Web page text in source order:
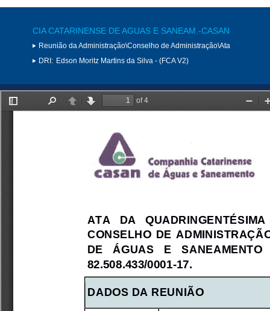
CIA CATARINENSE DE AGUAS E SANEAM.-CASAN
Reunião da Administração\Conselho de Administração\Ata
DRI: Edson Moritz Martins da Silva - (FCA V2)